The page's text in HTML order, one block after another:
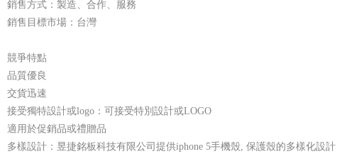
銷售方式：製造、合作、服務
銷售目標市場：台灣
競爭特點
品質優良
交貨迅速
接受獨特設計或logo：可接受特別設計或LOGO
適用於促銷品或禮贈品
多樣設計：昱捷銘板科技有限公司提供iphone 5手機殼, 保護殼的多樣化設計